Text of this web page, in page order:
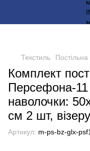
Текстиль Постільна
Комплект
Персефона-11
наволочки:
см 2 шт,
Артикул: m-ps-bz-glx-